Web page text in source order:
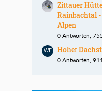
Zittauer
Rainbachtal
Alpen
0 Antworten,
Hoher
0 Antworten,